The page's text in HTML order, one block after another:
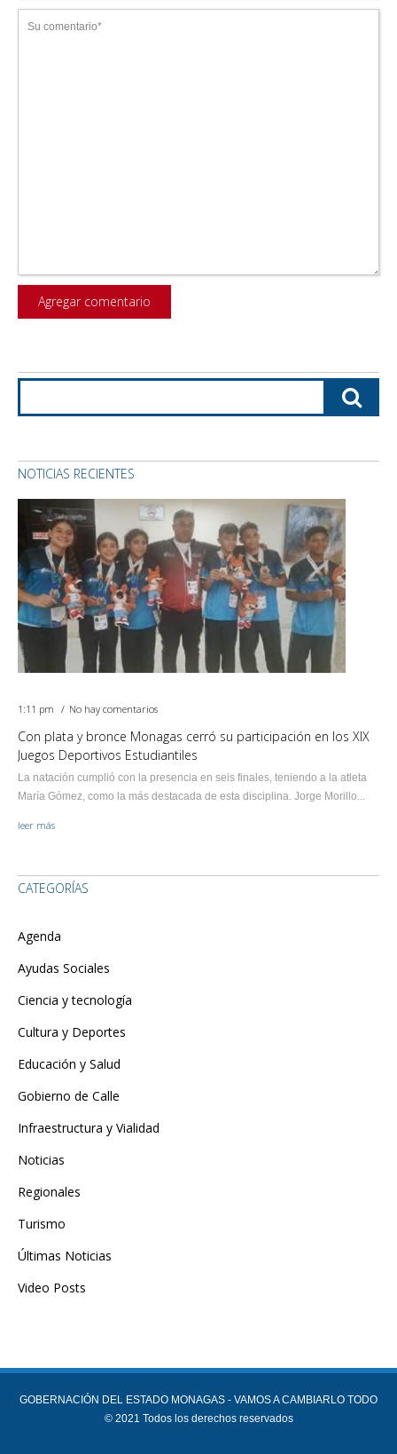
NOTICIAS RECIENTES
1:11 pm No hay comentarios
Con plata y bronce Monagas cerró su participación en los XIX
Juegos Deportivos Estudiantiles
La natación cumplió con la presencia en seis finales, teniendo a la atleta
María Gómez, como la más destacada de esta disciplina. Jorge Morillo...
leer más
CATEGORÍAS
Agenda
Ayudas Sociales
Ciencia y tecnología
Cultura y Deportes
Educación y Salud
Gobierno de Calle
Infraestructura y Vialidad
Noticias
Regionales
Turismo
Últimas Noticias
Video Posts
GOBERNACIÓN DEL ESTADO MONAGAS - VAMOS A CAMBIARLO TODO
© 2021 Todos los derechos reservados